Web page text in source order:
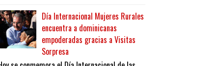
Día Internacional Mujeres Rurales
encuentra a dominicanas
empoderadas gracias a Visitas
Sorpresa